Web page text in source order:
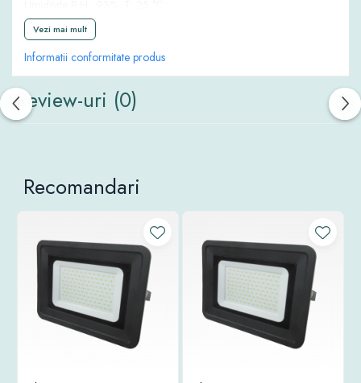
Rezistență la impact componente fragile (ex: geam): IK05
(0,50Nm) alte componente: IK06 (0,70Nm)
Clasă izolație electrică Clasa I
Grad protecție praf și umezeală IP65
Dimensiuni 215 × 206 × 35 mm
Garanție 2 ani
Vezi mai mult
Informatii conformitate produs
Review-uri (0)
Recomandari